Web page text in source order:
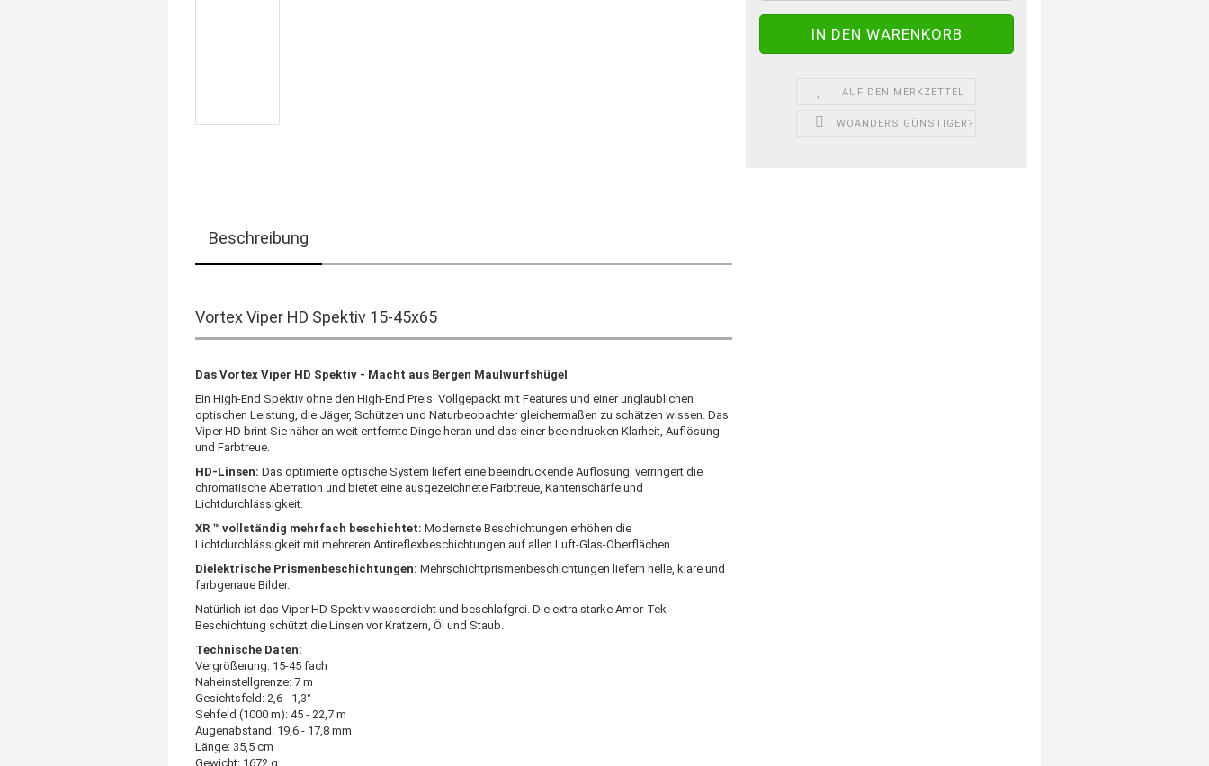
AUF DEN MERKZETTEL
WOANDERS GÜNSTIGER?
Beschreibung
Vortex Viper HD Spektiv 15-45x65
Das Vortex Viper HD Spektiv - Macht aus Bergen Maulwurfshügel
Ein High-End Spektiv ohne den High-End Preis. Vollgepackt mit Features und einer unglaublichen
optischen Leistung, die Jäger, Schützen und Naturbeobachter gleichermaßen zu schätzen wissen. Das
Viper HD brint Sie näher an weit entfernte Dinge heran und das einer beeindrucken Klarheit, Auflösung
und Farbtreue.
HD-Linsen: Das optimierte optische System liefert eine beeindruckende Auflösung, verringert die
chromatische Aberration und bietet eine ausgezeichnete Farbtreue, Kantenschärfe und
Lichtdurchlässigkeit.
XR ™ vollständig mehrfach beschichtet: Modernste Beschichtungen erhöhen die
Lichtdurchlässigkeit mit mehreren Antireflexbeschichtungen auf allen Luft-Glas-Oberflächen.
Dielektrische Prismenbeschichtungen: Mehrschichtprismenbeschichtungen liefern helle, klare und
farbgenaue Bilder.
Natürlich ist das Viper HD Spektiv wasserdicht und beschlafgrei. Die extra starke Amor-Tek
Beschichtung schützt die Linsen vor Kratzern, Öl und Staub.
Technische Daten:
Vergrößerung: 15-45 fach
Naheinstellgrenze: 7 m
Gesichtsfeld: 2,6 - 1,3°
Sehfeld (1000 m): 45 - 22,7 m
Augenabstand: 19,6 - 17,8 mm
Länge: 35,5 cm
Gewicht: 1672 g